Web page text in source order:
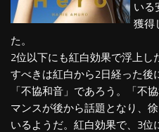
いる
獲得
た。
2位以下にも紅白効果で浮上し
すべきは紅白から2日経った後
「不協和音」であろう。「不
マンスが後から話題となり、
いるようだ。紅白効果で、3位